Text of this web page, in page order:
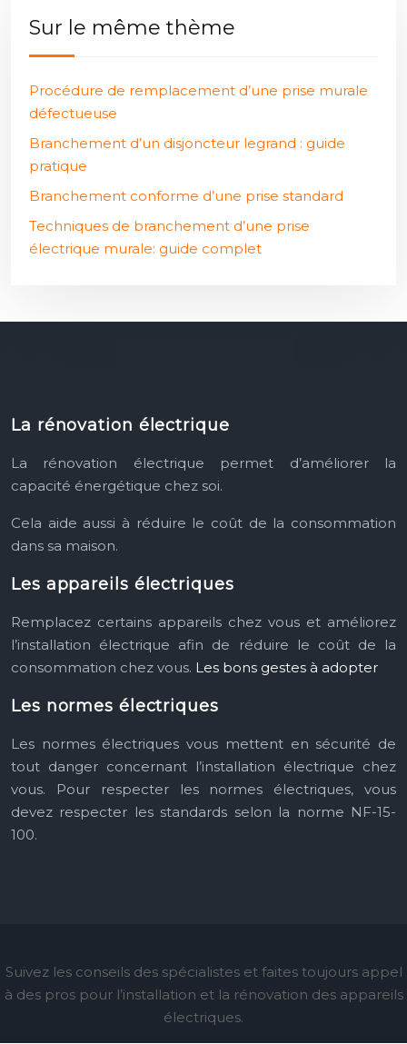
Sur le même thème
Procédure de remplacement d’une prise murale
défectueuse
Branchement d’un disjoncteur legrand : guide
pratique
Branchement conforme d’une prise standard
Techniques de branchement d’une prise
électrique murale: guide complet
La rénovation électrique
La rénovation électrique permet d’améliorer la
capacité énergétique chez soi.
Cela aide aussi à réduire le coût de la consommation
dans sa maison.
Les appareils électriques
Remplacez certains appareils chez vous et améliorez
l’installation électrique afin de réduire le coût de la
consommation chez vous. Les bons gestes à adopter
Les normes électriques
Les normes électriques vous mettent en sécurité de
tout danger concernant l’installation électrique chez
vous. Pour respecter les normes électriques, vous
devez respecter les standards selon la norme NF-15-
100.
Suivez les conseils des spécialistes et faites toujours appel
à des pros pour l’installation et la rénovation des appareils
électriques.